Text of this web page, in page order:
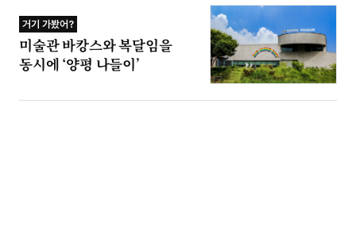
거기 가봤어?
미술관 바캉스와 복달임을
동시에 ‘양평 나들이’